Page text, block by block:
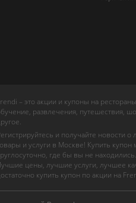
– это акции и купоны на
развлечения, путешествия,
и получайте новости о
и услуги в Москве! Купить
где бы вы не
цены, лучшие услуги, лучшее
купить купон по акции на